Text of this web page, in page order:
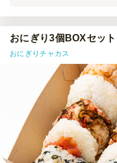
おにぎり3個BOXセット
おにぎりチャカス